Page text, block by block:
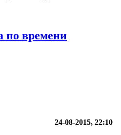
по времени
24-08-2015, 22:10